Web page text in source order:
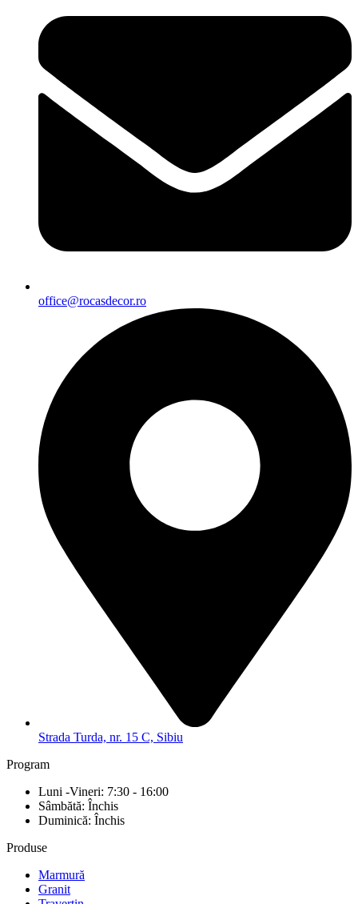
office@rocasdecor.ro
Strada Turda, nr. 15 C, Sibiu
Program
Luni -Vineri: 7:30 - 16:00
Sâmbătă: Închis
Duminică: Închis
Produse
Marmură
Granit